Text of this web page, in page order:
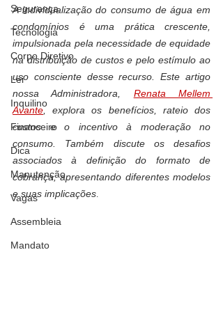
Segurança
Tecnologia
Corpo Diretivo
Lei
Inquilino
Financeiro
Dica
Manutenção
Vagas
Assembleia
Mandato
A individualização do consumo de água em
condomínios é uma prática crescente,
impulsionada pela necessidade de equidade
na distribuição de custos e pelo estímulo ao
uso consciente desse recurso. Este artigo
nossa Administradora, Renata Mellem
Avante, explora os benefícios, rateio dos
custos e o incentivo à moderação no
consumo. Também discute os desafios
associados à definição do formato de
cobrança, apresentando diferentes modelos
e suas implicações.